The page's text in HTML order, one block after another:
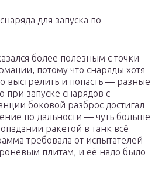
для запуска по
более полезным с точки
потому что снаряды хотя
выстрелить и попасть — разные
при запуске снарядов с
боковой разброс достигал
по дальности — чуть больше
ракетой в танк всё
требовала от испытателей
плитам, и её надо было